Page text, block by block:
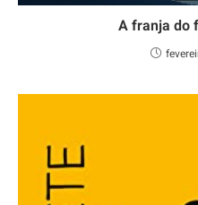
A franja do